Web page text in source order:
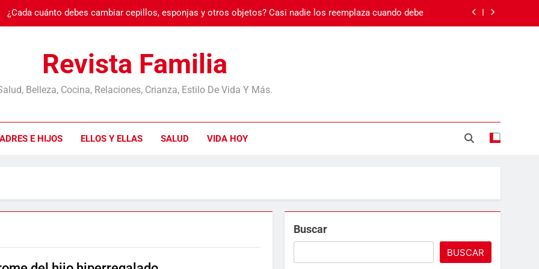
¿Cada cuánto debes cambiar cepillos, esponjas y otros objetos? Casi nadie los reemplaza cuando debe
Revista Familia
Belleza, Cocina, Relaciones, Crianza, Estilo De Vida Y Más.
E HIJOS ELLOS Y ELLAS SALUD VIDA HOY
Buscar
BUSCAR